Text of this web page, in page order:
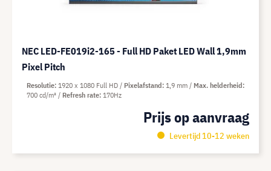
NEC LED-FE019i2-165 - Full HD Paket LED Wall 1,9mm
Pixel Pitch
Prijs op aanvraag
Levertijd 10-12 weken
Resolutie 1920 x 1080 Full HD Pixelafstand 1,9 mm
Max. helderheid
700 cd/m²
Refresh rate 170Hz